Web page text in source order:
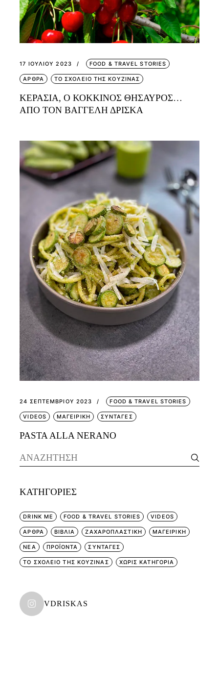
17 ΙΟΥΛΊΟΥ 2023 FOOD & TRAVEL STORIES
ΑΡΘΡΑ ΤΟ ΣΧΟΛΕΙΟ ΤΗΣ ΚΟΥΖΙΝΑΣ
ΚΕΡΑΣΙΑ, Ο ΚΟΚΚΙΝΟΣ ΘΗΣΑΥΡΟΣ…
ΑΠΟ ΤΟΝ ΒΑΓΓΕΛΗ ΔΡΙΣΚΑ
24 ΣΕΠΤΕΜΒΡΊΟΥ 2023 FOOD & TRAVEL STORIES
VIDEOS ΜΑΓΕΙΡΙΚΗ ΣΥΝΤΑΓΕΣ
PASTA ALLA NERANO
Search
for:
KΑΤΗΓΟΡΊΕΣ
DRINK ME FOOD & TRAVEL STORIES VIDEOS
ΑΡΘΡΑ ΒΙΒΛΙΑ ΖΑΧΑΡΟΠΛΑΣΤΙΚΗ ΜΑΓΕΙΡΙΚΗ
ΝΕΑ ΠΡΟΪΟΝΤΑ ΣΥΝΤΑΓΕΣ
ΤΟ ΣΧΟΛΕΙΟ ΤΗΣ ΚΟΥΖΙΝΑΣ ΧΩΡΊΣ ΚΑΤΗΓΟΡΊΑ
VDRISKAS